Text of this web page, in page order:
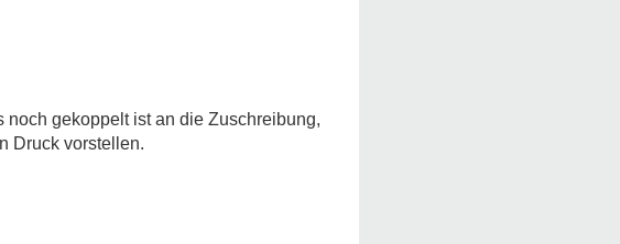
gekoppelt ist an die Zuschreibung,
Druck vorstellen.